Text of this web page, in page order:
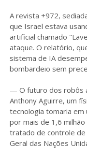
A revista +972,
que Israel estava
artificial chamado
ataque. O relatório,
sistema de IA
bombardeio sem
— O futuro dos robôs
Anthony Aguirre, um
tecnologia tomaria
por mais de 1,6
tratado de controle de
Geral das Nações